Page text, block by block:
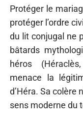
Protéger le
protéger l’ordre
du lit conjugal ne
bâtards
héros
menace la
d’Héra. Sa colère
sens moderne du